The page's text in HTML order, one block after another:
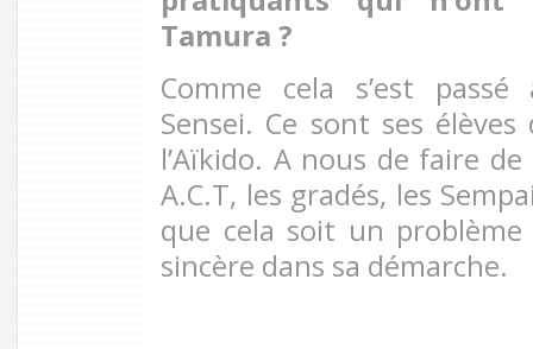
Tamura ?
Comme cela s’est
Sensei. Ce sont ses
l’Aïkido. A nous de faire
A.C.T, les gradés, les
que cela soit un
sincère dans sa démarche.